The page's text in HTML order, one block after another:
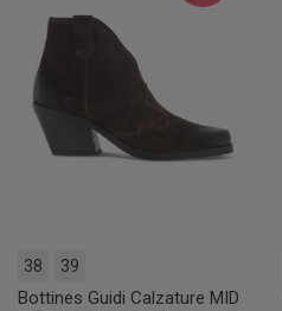
38 39
Bottines Guidi Calzature MID